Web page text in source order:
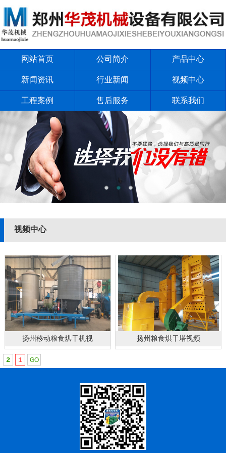
网站首页 公司简介 产品中心
新闻资讯 行业新闻 视频中心
工程案例 售后服务 联系我们
视频中心
扬州移动粮食烘干机视 扬州粮食烘干塔视频
2 1